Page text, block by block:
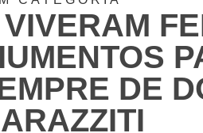
DE